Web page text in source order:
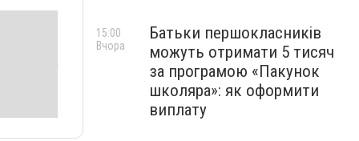
Батьки першокласників
можуть отримати 5 тисяч
за програмою «Пакунок
школяра»: як оформити
виплату
15:00
Вчора